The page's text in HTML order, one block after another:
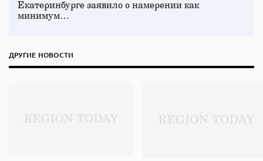
Екатеринбурге заявило о намерении как
минимум…
ДРУГИЕ НОВОСТИ